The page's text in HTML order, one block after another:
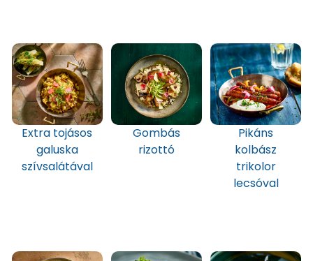
Extra tojásos
galuska
szívsalátával
Gombás
rizottó
Pikáns
kolbász
trikolor
lecsóval